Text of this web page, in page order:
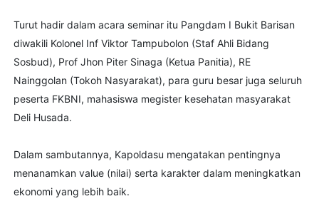
Turut hadir dalam acara seminar itu Pangdam I Bukit Barisan
diwakili Kolonel Inf Viktor Tampubolon (Staf Ahli Bidang
Sosbud), Prof Jhon Piter Sinaga (Ketua Panitia), RE
Nainggolan (Tokoh Nasyarakat), para guru besar juga seluruh
peserta FKBNI, mahasiswa megister kesehatan masyarakat
Deli Husada.
Dalam sambutannya, Kapoldasu mengatakan pentingnya
menanamkan value (nilai) serta karakter dalam meningkatkan
ekonomi yang lebih baik.